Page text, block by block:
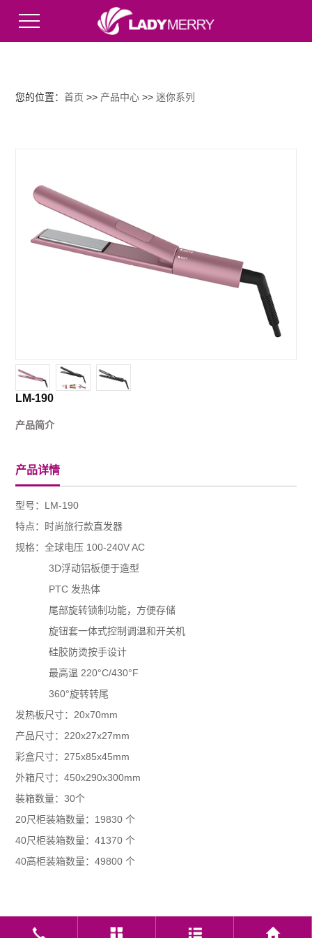
您的位置：首页 >> 产品中心 >>迷你系列
LM-190
产品简介
产品详情
型号：LM-190
特点：时尚旅行款直发器
规格：全球电压 100-240V AC
3D浮动铝板便于造型
PTC 发热体
尾部旋转锁制功能，方便存储
旋钮套一体式控制调温和开关机
硅胶防烫按手设计
最高温 220°C/430°F
360°旋转转尾
发热板尺寸：20x70mm
产品尺寸：220x27x27mm
彩盒尺寸：275x85x45mm
外箱尺寸：450x290x300mm
装箱数量：30个
20尺柜装箱数量：19830 个
40尺柜装箱数量：41370 个
40高柜装箱数量：49800 个